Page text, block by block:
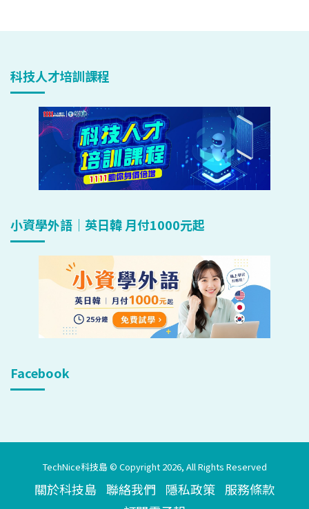
科技人才培訓課程
小資學外語｜英日韓 月付1000元起
Facebook
TechNice科技島 © Copyright 2026, All Rights Reserved
關於科技島 聯絡我們 隱私政策 服務條款